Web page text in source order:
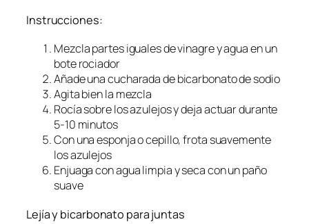
Instrucciones:
Mezcla partes iguales de vinagre y agua en un
bote rociador
Añade una cucharada de bicarbonato de sodio
Agita bien la mezcla
Rocía sobre los azulejos y deja actuar durante
5-10 minutos
Con una esponja o cepillo, frota suavemente
los azulejos
Enjuaga con agua limpia y seca con un paño
suave
Lejía y bicarbonato para juntas